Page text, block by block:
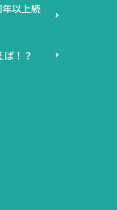
以上続
！？